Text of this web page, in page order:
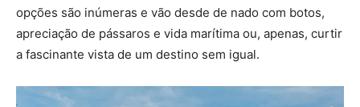
opções são inúmeras e vão desde de nado com botos,
apreciação de pássaros e vida marítima ou, apenas, curtir
a fascinante vista de um destino sem igual.